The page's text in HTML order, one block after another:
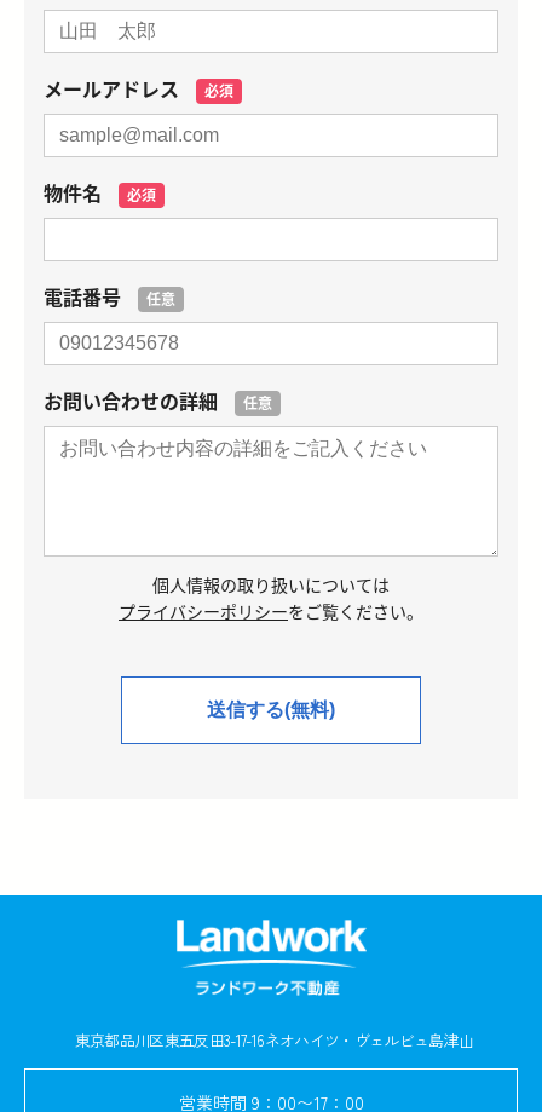
メールアドレス 必須
物件名 必須
電話番号 任意
お問い合わせの詳細 任意
個人情報の取り扱いについては
プライバシーポリシーをご覧ください。
東京都品川区東五反田3-17-16ネオハイツ・ヴェルビュ島津山
営業時間 9：00〜17：00